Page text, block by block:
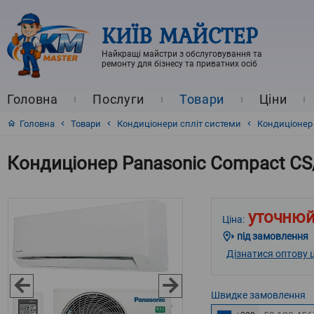
КИЇВ МАЙСТЕР
Найкращі майстри з обслуговування та
ремонту для бізнесу та приватних осіб
Головна Послуги Товари Ціни
Головна Товари Кондиціонери спліт системи
Кондиціонер Panasonic Compact
Ціна:
під замовлення
Дізнатися оптову
Швидкезамовлення